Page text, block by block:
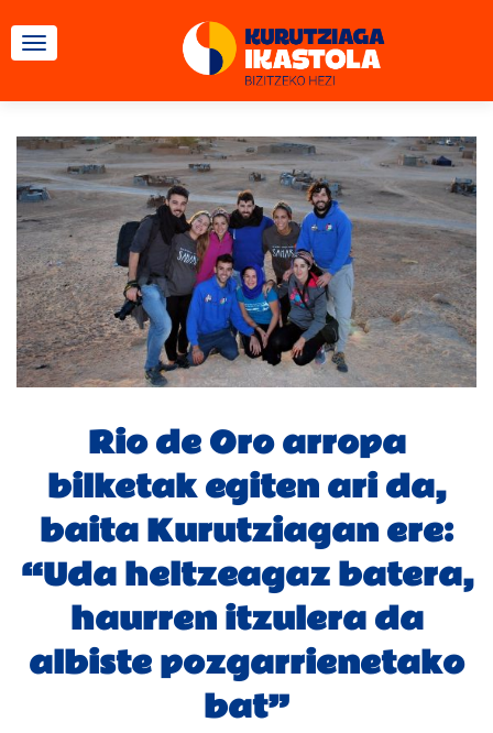
TOGGLE NAVIGATION
Rio de Oro arropa
bilketak egiten ari da,
baita Kurutziagan ere:
“Uda heltzeagaz batera,
haurren itzulera da
albiste pozgarrienetako
bat”